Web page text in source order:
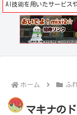
AI技術を用いたサービス
ホーム ふ
マキナの